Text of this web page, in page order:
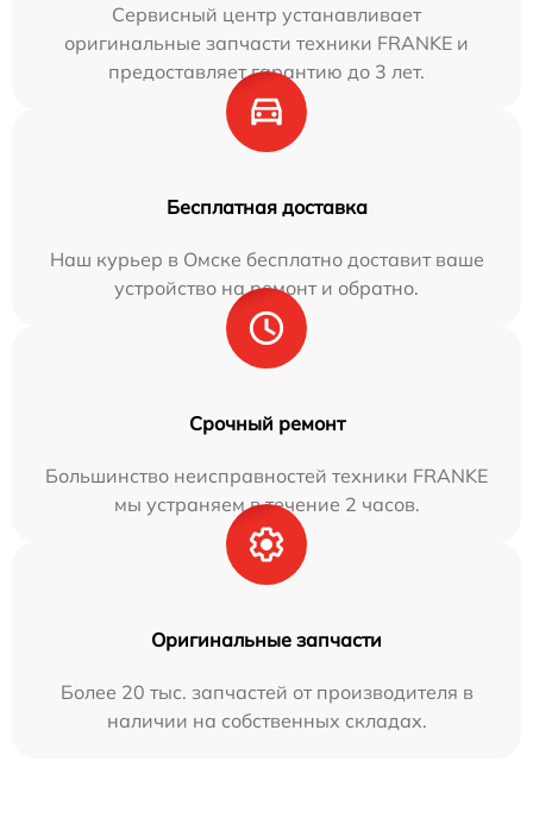
Сервисный центр устанавливает
оригинальные запчасти техники FRANKE и
предоставляет гарантию до 3 лет.
Бесплатная доставка
Наш курьер в Омске бесплатно доставит ваше
устройство на ремонт и обратно.
Срочный ремонт
Большинство неисправностей техники FRANKE
мы устраняем в течение 2 часов.
Оригинальные запчасти
Более 20 тыс. запчастей от производителя в
наличии на собственных складах.